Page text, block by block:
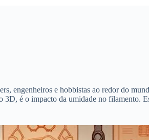
engenheiros e hobbistas ao redor do
é o impacto da umidade no filamento.